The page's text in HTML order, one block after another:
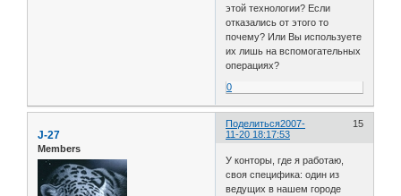
этой технологии? Если
отказались от этого то
почему? Или Вы используете
их лишь на вспомогательных
операциях?
0
Поделиться 15
2007-
11-20 18:17:53
J-27
Members
У конторы, где я работаю,
своя специфика: один из
ведущих в нашем городе